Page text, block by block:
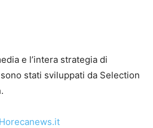
e l’intera strategia di
stati sviluppati da Selection
Horecanews.it